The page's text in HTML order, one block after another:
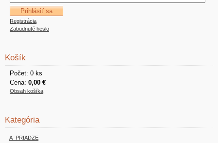
Registrácia
Zabudnuté heslo
Košík
Počet: 0 ks
Cena: 0,00 €
Obsah košíka
Kategória
A_PRIADZE